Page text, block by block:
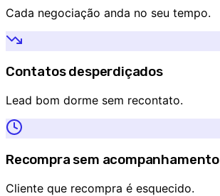
Cada negociação anda no seu tempo.
Contatos desperdiçados
Lead bom dorme sem recontato.
Recompra sem acompanhamento
Cliente que recompra é esquecido.